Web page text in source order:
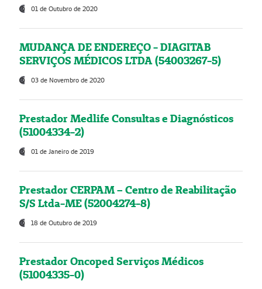
01 de Outubro de 2020
MUDANÇA DE ENDEREÇO - DIAGITAB
SERVIÇOS MÉDICOS LTDA (54003267-5)
03 de Novembro de 2020
Prestador Medlife Consultas e Diagnósticos
(51004334-2)
01 de Janeiro de 2019
Prestador CERPAM – Centro de Reabilitação
S/S Ltda-ME (52004274-8)
18 de Outubro de 2019
Prestador Oncoped Serviços Médicos
(51004335-0)